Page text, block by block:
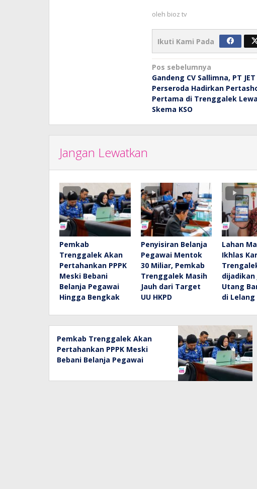
oleh bioz tv
Ikuti Kami Pada
Navigasi
pos
Pos sebelumnya
Gandeng CV Sallimna, PT JET
Perseroda Hadirkan
Pertama di Trenggalek
Skema KSO
Jangan Lewatkan
Pemkab
Trenggalek Akan
Pertahankan PPPK
Meski Bebani
Belanja Pegawai
Hingga Bengkak
Penyisiran Belanja
Pegawai Mentok
30 Miliar, Pemkab
Trenggalek Masih
Jauh dari Target
UU HKPD
Lahan
Ikhlas
dijadikan
Utang
di Lelang
Pemkab Trenggalek Akan
Pertahankan PPPK Meski
Bebani Belanja Pegawai